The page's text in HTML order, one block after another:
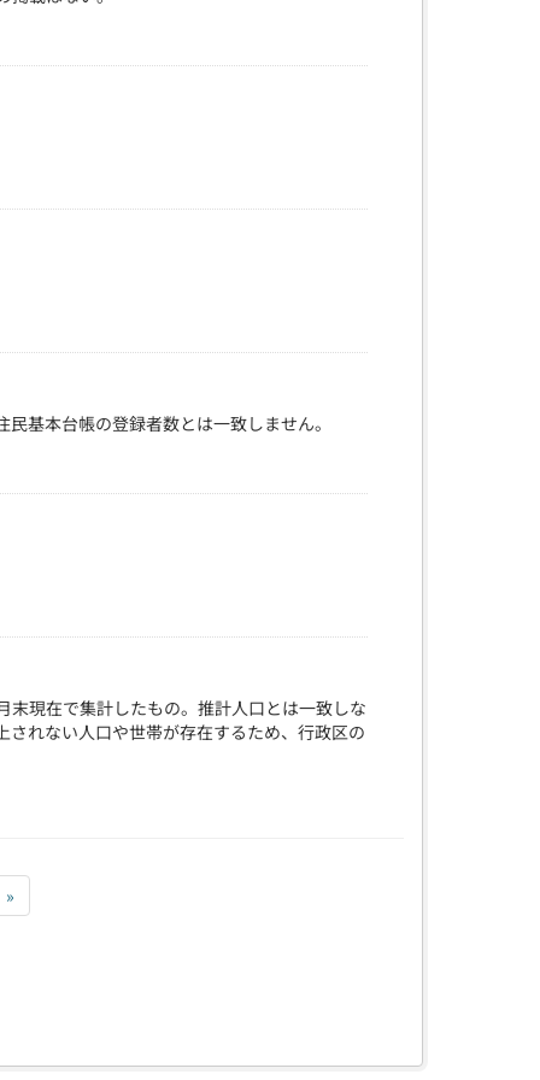
基本台帳の登録者数とは一致しません。
現在で集計したもの。推計人口とは一致しな
れない人口や世帯が存在するため、行政区の
»